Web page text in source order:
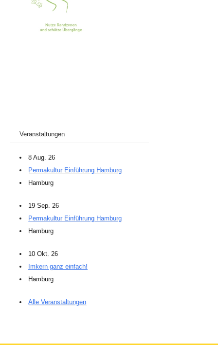
Veranstaltungen
8 Aug. 26
Permakultur Einführung Hamburg
Hamburg
19 Sep. 26
Permakultur Einführung Hamburg
Hamburg
10 Okt. 26
Imkern ganz einfach!
Hamburg
Alle Veranstaltungen